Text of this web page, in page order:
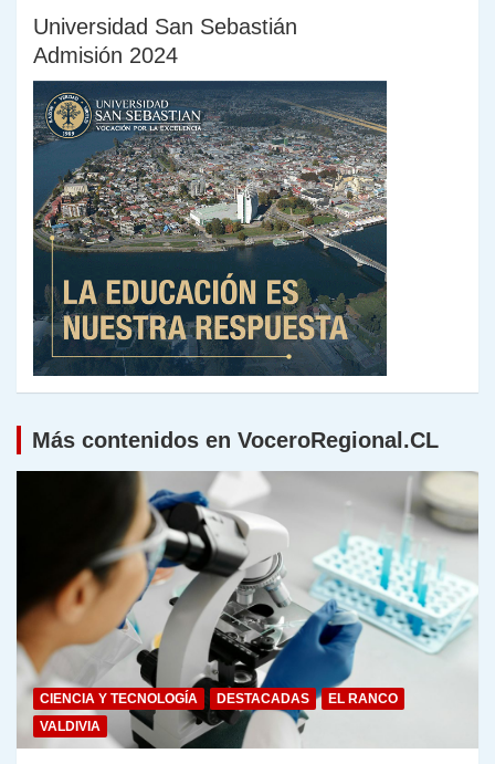
Universidad San Sebastián
Admisión 2024
Más contenidos en VoceroRegional.CL
CIENCIA Y TECNOLOGÍA DESTACADAS
EL RANCO
VALDIVIA